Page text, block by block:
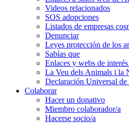
Videos relacionados
SOS adopciones
Listados de empresas
Denunciar
Leyes protección de los
Sabías que
Enlaces y webs de
La Veu dels Animals i la
Declaración Universal
Colaborar
Hacer un donativo
Miembro colaborador/a
Hacerse socio/a